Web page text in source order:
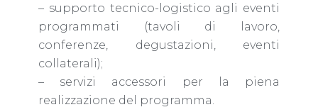
– supporto tecnico-logistico agli eventi
programmati (tavoli di lavoro,
conferenze, degustazioni, eventi
collaterali);
– servizi accessori per la piena
realizzazione del programma.